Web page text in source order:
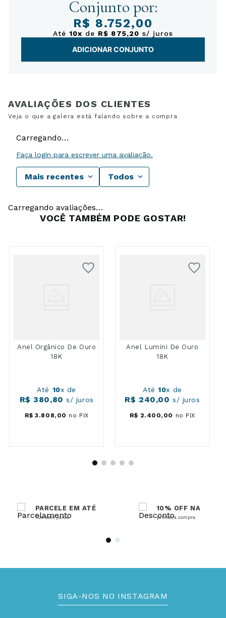
Conjunto por:
R$ 8.752,00
Até 10x de R$ 875,20 s/ juros
ADICIONAR CONJUNTO
Carregando…
Faça login para escrever uma avaliação.
Mais recentes Todos
Carregando avaliações…
VOCÊ TAMBÉM PODE GOSTAR!
Anel Orgânico De Ouro
18K
Até10 x de
R$ 380,80s/ juros
R$ 3. 808,00no PIX
Anel Lumini De Ouro
18K
Até10x de
R$ 240,00 s/ juros
R$ 2.400,00no PIX
PARCELE EM ATÉ
10x sem juros
10% OFF NA
primeira compra
SIGA-NOS NO INSTAGRAM